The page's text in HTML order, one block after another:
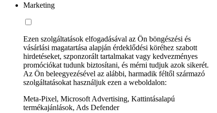
Marketing
Ezen szolgáltatások elfogadásával az Ön böngészési és
vásárlási magatartása alapján érdeklődési köréhez szabott
hirdetéseket, szponzorált tartalmakat vagy kedvezményes
promóciókat tudunk biztosítani, és mérni tudjuk azok sikerét.
Az Ön beleegyezésével az alábbi, harmadik féltől származó
szolgáltatásokat használjuk ezen a weboldalon:
Meta-Pixel, Microsoft Advertising, Kattintásalapú
termékajánlások, Ads Defender